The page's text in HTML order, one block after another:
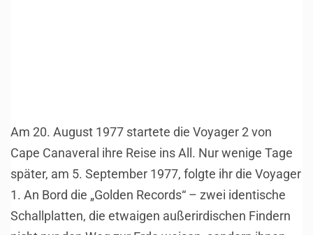
Am 20. August 1977 startete die Voyager 2 von
Cape Canaveral ihre Reise ins All. Nur wenige Tage
später, am 5. September 1977, folgte ihr die Voyager
1. An Bord die „Golden Records“ – zwei identische
Schallplatten, die etwaigen außerirdischen Findern